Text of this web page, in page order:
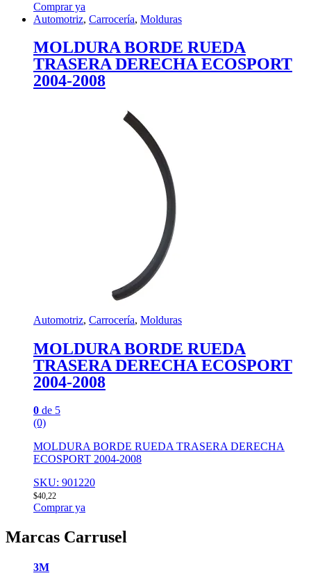
Comprar ya
Automotriz, Carrocería, Molduras
MOLDURA BORDE RUEDA
TRASERA DERECHA ECOSPORT
2004-2008
Automotriz, Carrocería, Molduras
MOLDURA BORDE RUEDA
TRASERA DERECHA ECOSPORT
2004-2008
0 de 5
(0)
MOLDURA BORDE RUEDA TRASERA DERECHA
ECOSPORT 2004-2008
SKU: 901220
$40,22
Comprar ya
Marcas Carrusel
3M